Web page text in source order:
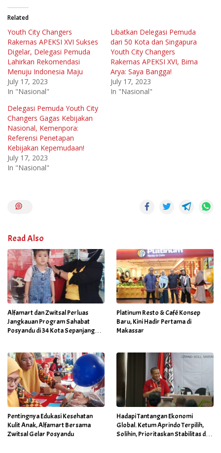
Related
Youth City Changers
Rakernas APEKSI XVI Sukses
Digelar, Delegasi Pemuda
Lahirkan Rekomendasi
Menuju Indonesia Maju
July 17, 2023
In "Nasional"
Libatkan Delegasi Pemuda
dari 50 Kota dan Singapura
Youth City Changers
Rakernas APEKSI XVI, Bima
Arya: Saya Bangga!
July 17, 2023
In "Nasional"
Delegasi Pemuda Youth City
Changers Gagas Kebijakan
Nasional, Kemenpora:
Referensi Penetapan
Kebijakan Kepemudaan!
July 17, 2023
In "Nasional"
Read Also
Alfamart dan Zwitsal Perluas
Jangkauan Program Sahabat
Posyandu di 34 Kota Sepanjang
Platinum Resto & Café Konsep
Baru, Kini Hadir Pertama di
Makassar
Pentingnya Edukasi Kesehatan
Kulit Anak, Alfamart Bersama
Zwitsal Gelar Posyandu
Hadapi Tantangan Ekonomi
Global. Ketum Aprindo Terpilih,
Solihin, Prioritaskan Stabilitas dan